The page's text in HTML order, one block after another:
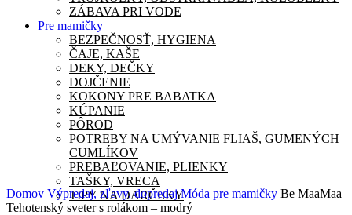
ZÁBAVA PRI VODE
Pre mamičky
BEZPEČNOSŤ, HYGIENA
ČAJE, KAŠE
DEKY, DEČKY
DOJČENIE
KOKONY PRE BABATKA
KÚPANIE
PÔROD
POTREBY NA UMÝVANIE FLIAŠ, GUMENÝCH
CUMLÍKOV
PREBAĽOVANIE, PLIENKY
TAŠKY, VRECA
TIPY NA DARČEKY
Domov Výpredaj, zľavy, dopredajMóda pre mamičky Be MaaMaa
Tehotenský sveter s rolákom – modrý